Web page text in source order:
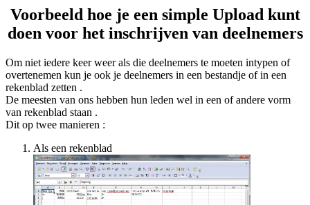
Voorbeeld hoe je een simple Upload kunt
doen voor het inschrijven van deelnemers
Om niet iedere keer weer als die deelnemers te moeten intypen of
overtenemen kun je ook je deelnemers in een bestandje of in een
rekenblad zetten .
De meesten van ons hebben hun leden wel in een of andere vorm
van rekenblad staan .
Dit op twee manieren :
Als een rekenblad